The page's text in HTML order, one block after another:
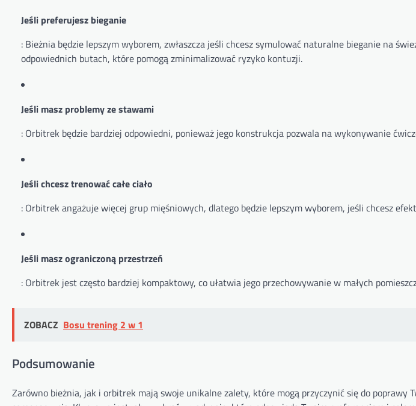
Jeśli preferujesz bieganie
: Bieżnia będzie lepszym wyborem, zwłaszcza jeśli chcesz symulować naturalne bieganie na
odpowiednich butach, które pomogą zminimalizować ryzyko kontuzji.
Jeśli masz problemy ze stawami
: Orbitrek będzie bardziej odpowiedni, ponieważ jego konstrukcja pozwala na wykonywanie
Jeśli chcesz trenować całe ciało
: Orbitrek angażuje więcej grup mięśniowych, dlatego będzie lepszym wyborem, jeśli chcesz
Jeśli masz ograniczoną przestrzeń
: Orbitrek jest często bardziej kompaktowy, co ułatwia jego przechowywanie w małych
ZOBACZ Bosu trening 2 w 1
Podsumowanie
Zarówno bieżnia, jak i orbitrek mają swoje unikalne zalety, które mogą przyczynić się do poprawy